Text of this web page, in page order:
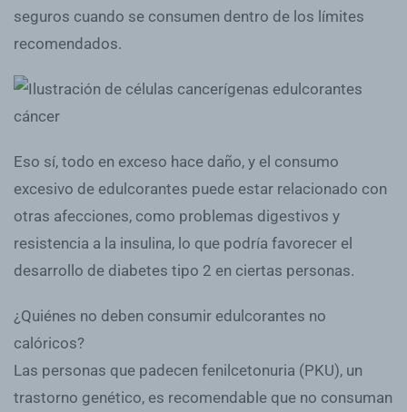
seguros cuando se consumen dentro de los límites
recomendados.
Eso sí, todo en exceso hace daño, y el consumo
excesivo de edulcorantes puede estar relacionado con
otras afecciones, como problemas digestivos y
resistencia a la insulina, lo que podría favorecer el
desarrollo de diabetes tipo 2 en ciertas personas.
¿Quiénes no deben consumir edulcorantes no
calóricos?
Las personas que padecen fenilcetonuria (PKU), un
trastorno genético, es recomendable que no consuman